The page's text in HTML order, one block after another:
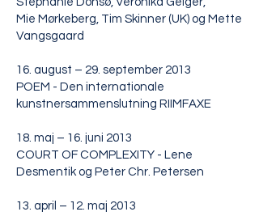
Mie Mørkeberg, Tim Skinner (UK) og Mette
Vangsgaard
16. august – 29. september 2013
POEM - Den internationale
kunstnersammenslutning RIIMFAXE
18. maj – 16. juni 2013
COURT OF COMPLEXITY - Lene
Desmentik og Peter Chr. Petersen
13. april – 12. maj 2013